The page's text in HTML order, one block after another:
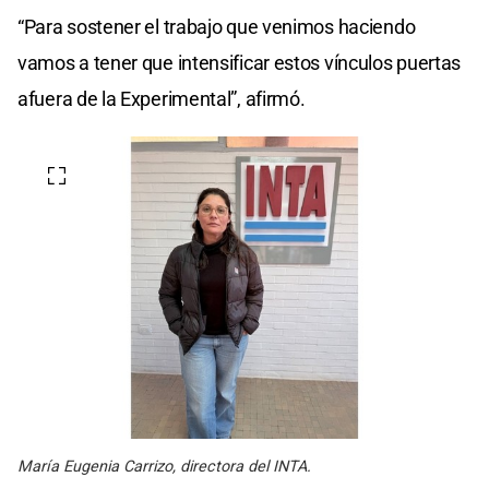
“Para sostener el trabajo que venimos haciendo
vamos a tener que intensificar estos vínculos puertas
afuera de la Experimental”, afirmó.
María Eugenia Carrizo, directora del INTA.